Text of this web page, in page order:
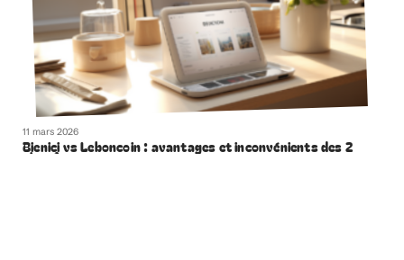
11 mars 2026
Bienici vs Leboncoin : avantages et inconvénients des 2
plateformes